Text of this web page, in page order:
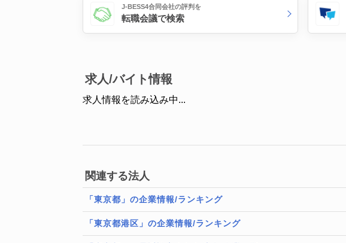
J-BESS4合同会社の評判を
転職会議で検索
求人/バイト情報
求人情報を読み込み中...
関連する法人
「東京都」の企業情報/ランキング
「東京都港区」の企業情報/ランキング